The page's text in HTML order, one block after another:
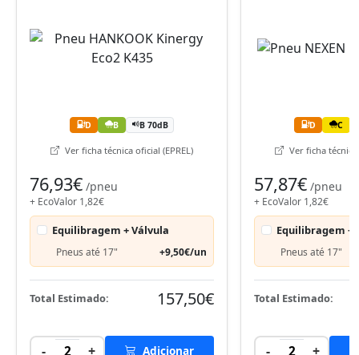
D B B 70dB
Ver ficha técnica oficial (EPREL)
76,93€ /pneu
+ EcoValor 1,82€
Equilibragem + Válvula
Pneus até 17" +9,50€/un
Total Estimado: 157,50€
- 2 + Adicionar
D C
Ver ficha técnica
57,87€ /pneu
+ EcoValor 1,82€
Equilibragem +
Pneus até 17"
Total Estimado:
- 2 +